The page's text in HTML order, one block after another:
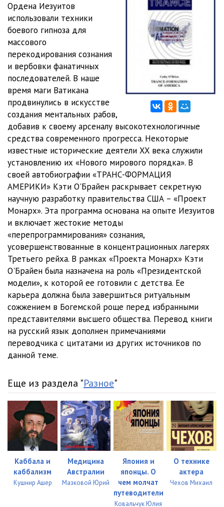
09_CHast_2_glava_4
010_CHast_2_glava_5
011_CHast_2_glava_6
012_CHast_2_glava_7
013_CHast_2_glava_8 17:43
014_CHast_2_glava_9
015_CHast_2_glava_10
016_CHast_2_glava_11 16:09
017_CHast_2_glava_12
018_CHast_2_glava_13 30:13
019_CHast_2_glava_14 18:29
020_CHast_2_glava_15
021_CHast_2_glava_16 11:31
022_CHast_2_glava_17 12:09
023_CHast_2_glava_18
024_CHast_2_glava_19 21:17
025_CHast_2_glava_20
026_CHast_2_glava_21
028_CHast_2_glava_23 37:04
029_CHast_2_glava_24 19:49
030_CHast_2_glava_25 04:41
031_CHast_2_glava_26
032_CHast_2_glava_27 07:45
Ордена Иезуитов
использовали техники
боевого гипноза для
массового
перекодирования сознания
и вербовки фанатичных
последователей. В наше
время маги Ватикана
продвинулись в искусстве
создания ментальных рабов,
добавив к своему арсеналу высокотехнологичные
средства современного прогресса. Некоторые
известные исторические деятели XX века служили
установлению их «Нового мирового порядка». В
своей автобиографии «ТРАНС-ФОРМАЦИЯ
АМЕРИКИ» Кэти О'Брайен раскрывает секретную
научную разработку правительства США – «Проект
Монарх». Эта программа основана на опыте Иезуитов
и включает жестокие методы
«перепрограммирования» сознания,
усовершенствованные в концентрационных лагерях
Третьего рейха. В рамках «Проекта Монарх» Кэти
О'Брайен была назначена на роль «Президентской
модели», к которой ее готовили с детства. Ее
карьера должна была завершиться ритуальным
сожжением в Богемской роще перед избранными
представителями высшего общества. Перевод книги
на русский язык дополнен примечаниями
переводчика с цитатами из других источников по
данной теме.
Еще из раздела "Разное"
Каббала и
каббализм
Кушнир Ашер
Медицина
Австралии
Мазковой Юрий
Япония и
японцы. О
чем молчат
путеводители
Ковальчук Юлия
О технике
актера
Чехов Михаил